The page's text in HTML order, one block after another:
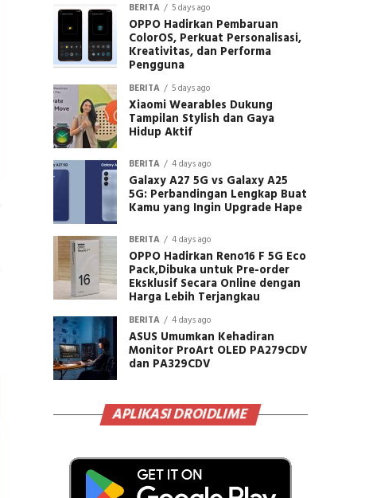
BERITA 5 days ago
OPPO Hadirkan Pembaruan
ColorOS, Perkuat Personalisasi,
Kreativitas, dan Performa
Pengguna
BERITA 5 days ago
Xiaomi Wearables Dukung
Tampilan Stylish dan Gaya
Hidup Aktif
BERITA 4 days ago
Galaxy A27 5G vs Galaxy A25
5G: Perbandingan Lengkap Buat
Kamu yang Ingin Upgrade Hape
BERITA 4 days ago
OPPO Hadirkan Reno16 F 5G Eco
Pack,Dibuka untuk Pre-order
Eksklusif Secara Online dengan
Harga Lebih Terjangkau
BERITA 4 days ago
ASUS Umumkan Kehadiran
Monitor ProArt OLED PA279CDV
dan PA329CDV
APLIKASI DROIDLIME